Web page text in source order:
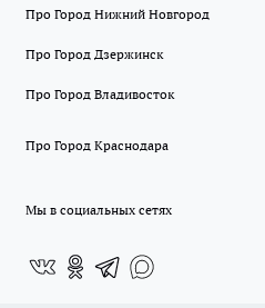
Про Город Нижний Новгород
Про Город Дзержинск
Про Город Владивосток
Про Город Краснодара
Мы в социальных сетях